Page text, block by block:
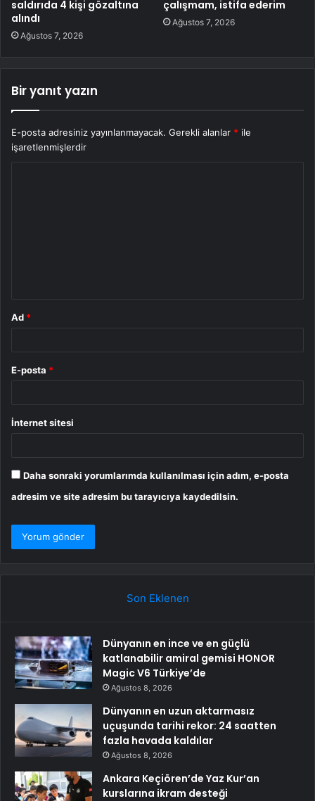
saldırıda 4 kişi gözaltına
alındı
Ağustos 7, 2026
çalışmam, istifa ederim
Ağustos 7, 2026
Bir yanıt yazın
E-posta adresiniz yayınlanmayacak. Gerekli alanlar * ile
işaretlenmişlerdir
Ad *
E-posta *
İnternet sitesi
Daha sonraki yorumlarımda kullanılması için adım, e-posta
adresim ve site adresim bu tarayıcıya kaydedilsin.
Son Eklenen
Dünyanın en ince ve en güçlü
katlanabilir amiral gemisi HONOR
Magic V6 Türkiye’de
Ağustos 8, 2026
Dünyanın en uzun aktarmasız
uçuşunda tarihi rekor: 24 saatten
fazla havada kaldılar
Ağustos 8, 2026
Ankara Keçiören’de Yaz Kur’an
kurslarına ikram desteği